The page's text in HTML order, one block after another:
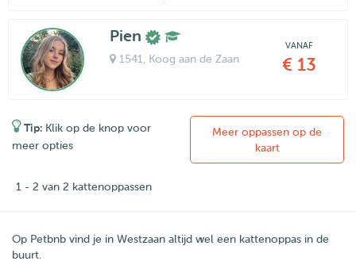
Pien
1541 , Koog aan de Zaan
VANAF
€ 13
Tip: Klik op de knop voor
meer opties
Meer oppassen op de
kaart
1 - 2 van 2 kattenoppassen
Op Petbnb vind je in Westzaan altijd wel een kattenoppas in de
buurt.